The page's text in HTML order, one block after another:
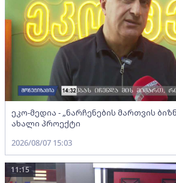
ეკო-მედია - „ნარჩენების მართვის
ახალი პროექტი
2026/08/07 15:03
11:15